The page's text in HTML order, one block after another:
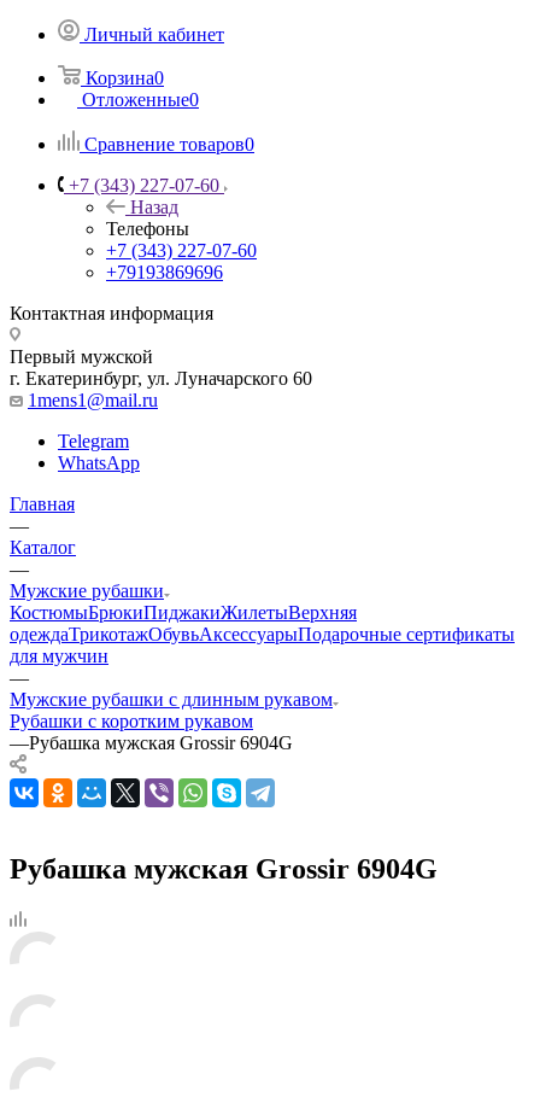
Личный кабинет
Корзина0
Отложенные0
Сравнение товаров0
+7 (343) 227-07-60
Назад
Телефоны
+7 (343) 227-07-60
+79193869696
Контактная информация
Первый мужской
г. Екатеринбург, ул. Луначарского 60
1mens1@mail.ru
Telegram
WhatsApp
Главная
—
Каталог
—
Мужские рубашки
КостюмыБрюкиПиджакиЖилетыВерхняя
одеждаТрикотажОбувьАксессуарыПодарочные сертификаты
для мужчин
—
Мужские рубашки с длинным рукавом
Рубашки с коротким рукавом
—Рубашка мужская Grossir 6904G
Рубашка мужская Grossir 6904G